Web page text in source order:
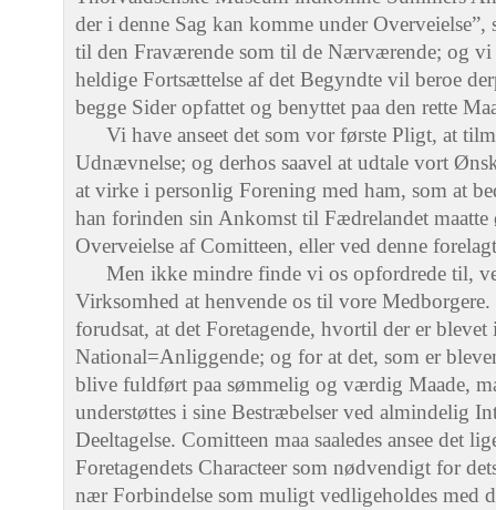
der i denne Sag kan komme under Overveielse”,
til den Fraværende som til de Nærværende; og vi
heldige Fortsættelse af det Begyndte vil beroe
begge Sider opfattet og benyttet paa den rette
Vi have anseet det som vor første Pligt, at
Udnævnelse; og derhos saavel at udtale vort
at virke i personlig Forening med ham, som at
han forinden sin Ankomst til Fædrelandet
Overveielse af Comitteen, eller ved denne
Men ikke mindre finde vi os opfordrede til,
Virksomhed at henvende os til vore
forudsat, at det Foretagende, hvortil der er blevet
National=Anliggende; og for at det, som er
blive fuldført paa sømmelig og værdig Maade,
understøttes i sine Bestræbelser ved almindelig
Deeltagelse. Comitteen maa saaledes ansee det
Foretagendets Characteer som nødvendigt for
nær Forbindelse som muligt vedligeholdes med